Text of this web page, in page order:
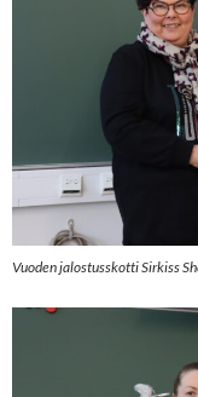
Vuoden jalostusskotti Sirkiss